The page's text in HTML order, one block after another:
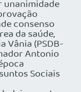
unanimidade
consenso
da saúde,
Vânia (PSDB-
Antonio
Sociais